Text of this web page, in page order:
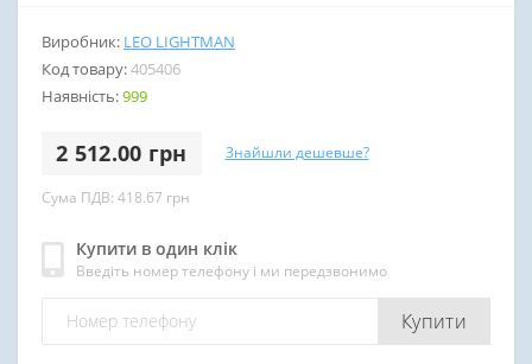
Виробник: LEO LIGHTMAN
Код товару:405406
Наявність:999
2 512.00 грн Знайшли дешевше?
Сума ПДВ: 418.67 грн
Купити в один клік
Введіть номер телефону і ми передзвонимо
Купити